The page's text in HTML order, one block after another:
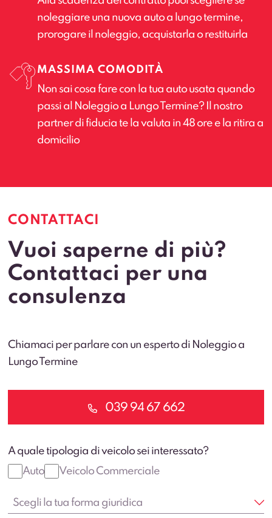
noleggiare una nuova auto a lungo termine,
prorogare il noleggio, acquistarla o restituirla
MASSIMA COMODITÀ
Non sai cosa fare con la tua auto usata quando
passi al Noleggio a Lungo Termine? Il nostro
partner di fiducia te la valuta in 48 ore e la ritira a
domicilio
CONTATTACI
Vuoi saperne di più?
Contattaci per una
consulenza
Chiamaci per parlare con un esperto di Noleggio a
Lungo Termine
039 94 67 662
A quale tipologia di veicolo sei interessato?
Auto
Veicolo Commerciale